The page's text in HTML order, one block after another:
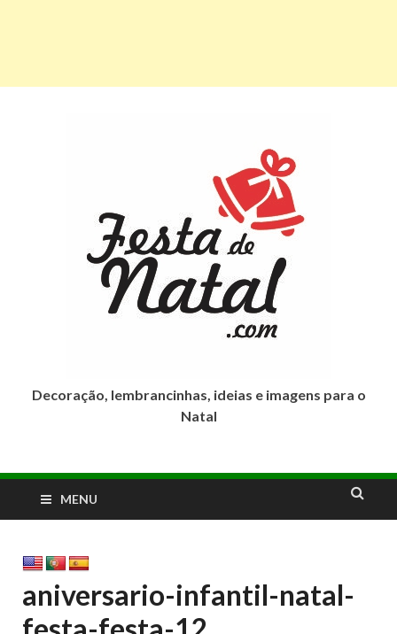
Decoração, lembrancinhas, ideias e imagens para o
Natal
MENU
aniversario-infantil-natal-